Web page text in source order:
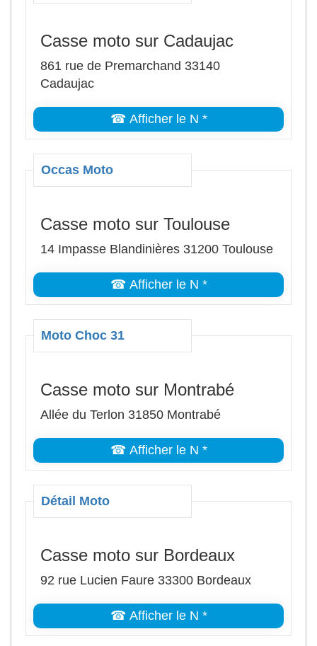
Casse moto sur Cadaujac
861 rue de Premarchand 33140
Cadaujac
☎ Afficher le N *
Occas Moto
Casse moto sur Toulouse
14 Impasse Blandinières 31200 Toulouse
☎ Afficher le N *
Moto Choc 31
Casse moto sur Montrabé
Allée du Terlon 31850 Montrabé
☎ Afficher le N *
Détail Moto
Casse moto sur Bordeaux
92 rue Lucien Faure 33300 Bordeaux
☎ Afficher le N *